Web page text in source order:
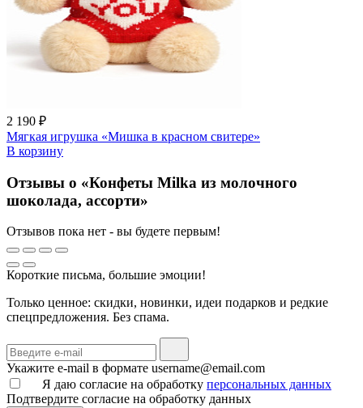
2 190 ₽
Мягкая игрушка «Мишка в красном свитере»
В корзину
Отзывы о «Конфеты Milka из молочного
шоколада, ассорти»
Отзывов пока нет - вы будете первым!
Короткие письма, большие эмоции!
Только ценное: скидки, новинки, идеи подарков и редкие
спецпредложения. Без спама.
Укажите e-mail в формате username@email.com
Я даю согласие на обработку персональных данных
Подтвердите согласие на обработку данных